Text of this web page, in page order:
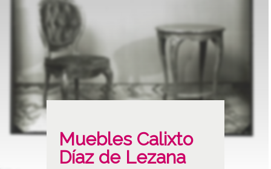
Muebles Calixto
Díaz de Lezana